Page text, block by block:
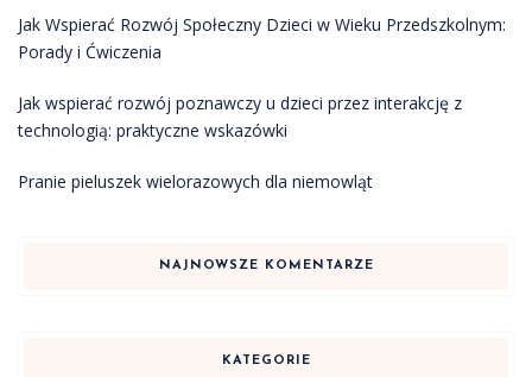
Jak Wspierać Rozwój Społeczny Dzieci w Wieku Przedszkolnym:
Porady i Ćwiczenia
Jak wspierać rozwój poznawczy u dzieci przez interakcję z
technologią: praktyczne wskazówki
Pranie pieluszek wielorazowych dla niemowląt
NAJNOWSZE KOMENTARZE
KATEGORIE